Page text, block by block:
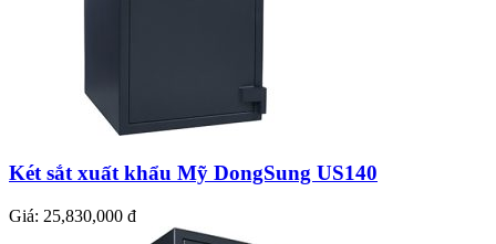
Két sắt xuất khẩu Mỹ DongSung US140
Giá: 25,830,000 đ